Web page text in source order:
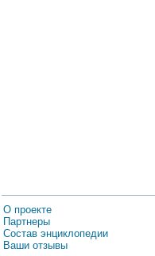
О проекте
Партнеры
Состав энциклопедии
Ваши отзывы